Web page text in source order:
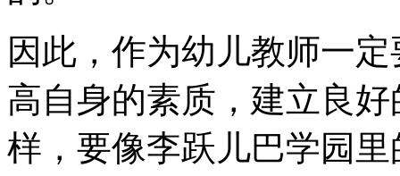
因此，作为幼儿教师一
高自身的素质，建立良
样，要像李跃儿巴学园